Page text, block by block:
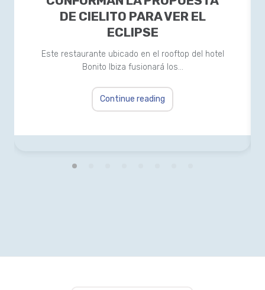
DE CIELITO PARA VER EL
ECLIPSE
Este restaurante ubicado en el rooftop del hotel
Bonito Ibiza fusionará los…
Continue reading